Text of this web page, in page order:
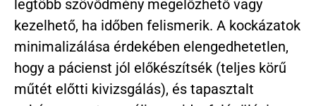
legtöbb szövődmény megelőzhető vagy
kezelhető, ha időben felismerik. A kockázatok
minimalizálása érdekében elengedhetetlen,
hogy a pácienst jól előkészítsék (teljes körű
műtét előtti kivizsgálás), és tapasztalt